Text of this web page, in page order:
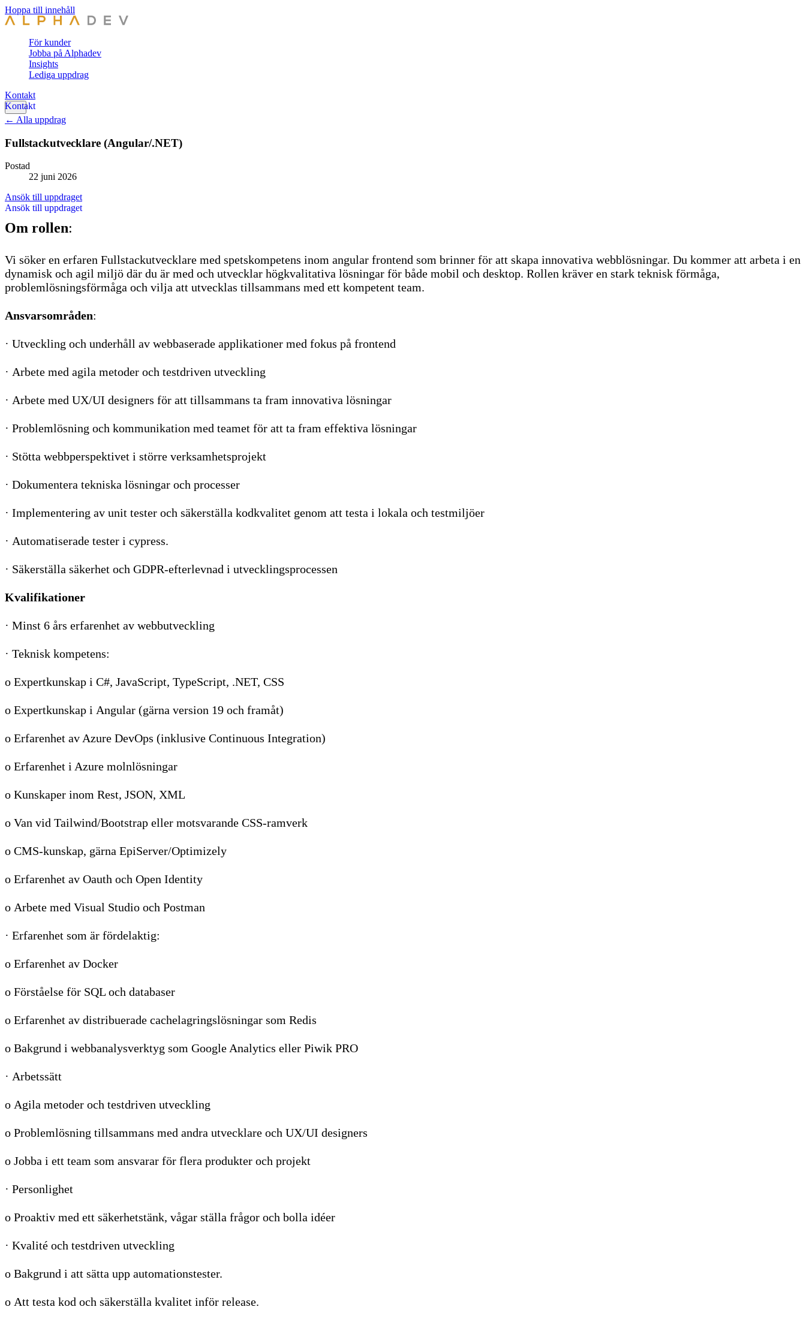
Hoppa till innehåll
För kunder
Jobba på Alphadev
Insights
Lediga uppdrag
Kontakt
← Alla uppdrag
Fullstackutvecklare (Angular/.NET)
Postad
22 juni 2026
Ansök till uppdraget
Om rollen:
Vi söker en erfaren Fullstackutvecklare med spetskompetens inom angular frontend som brinner för att skapa innovativa webblösningar. Du kommer att arbeta i en
dynamisk och agil miljö där du är med och utvecklar högkvalitativa lösningar för både mobil och desktop. Rollen kräver en stark teknisk förmåga,
problemlösningsförmåga och vilja att utvecklas tillsammans med ett kompetent team.
Ansvarsområden:
· Utveckling och underhåll av webbaserade applikationer med fokus på frontend
· Arbete med agila metoder och testdriven utveckling
· Arbete med UX/UI designers för att tillsammans ta fram innovativa lösningar
· Problemlösning och kommunikation med teamet för att ta fram effektiva lösningar
· Stötta webbperspektivet i större verksamhetsprojekt
· Dokumentera tekniska lösningar och processer
· Implementering av unit tester och säkerställa kodkvalitet genom att testa i lokala och testmiljöer
· Automatiserade tester i cypress.
· Säkerställa säkerhet och GDPR-efterlevnad i utvecklingsprocessen
Kvalifikationer
· Minst 6 års erfarenhet av webbutveckling
· Teknisk kompetens:
o Expertkunskap i C#, JavaScript, TypeScript, .NET, CSS
o Expertkunskap i Angular (gärna version 19 och framåt)
o Erfarenhet av Azure DevOps (inklusive Continuous Integration)
o Erfarenhet i Azure molnlösningar
o Kunskaper inom Rest, JSON, XML
o Van vid Tailwind/Bootstrap eller motsvarande CSS-ramverk
o CMS-kunskap, gärna EpiServer/Optimizely
o Erfarenhet av Oauth och Open Identity
o Arbete med Visual Studio och Postman
· Erfarenhet som är fördelaktig:
o Erfarenhet av Docker
o Förståelse för SQL och databaser
o Erfarenhet av distribuerade cachelagringslösningar som Redis
o Bakgrund i webbanalysverktyg som Google Analytics eller Piwik PRO
· Arbetssätt
o Agila metoder och testdriven utveckling
o Problemlösning tillsammans med andra utvecklare och UX/UI designers
o Jobba i ett team som ansvarar för flera produkter och projekt
· Personlighet
o Proaktiv med ett säkerhetstänk, vågar ställa frågor och bolla idéer
· Kvalité och testdriven utveckling
o Bakgrund i att sätta upp automationstester.
o Att testa kod och säkerställa kvalitet inför release.